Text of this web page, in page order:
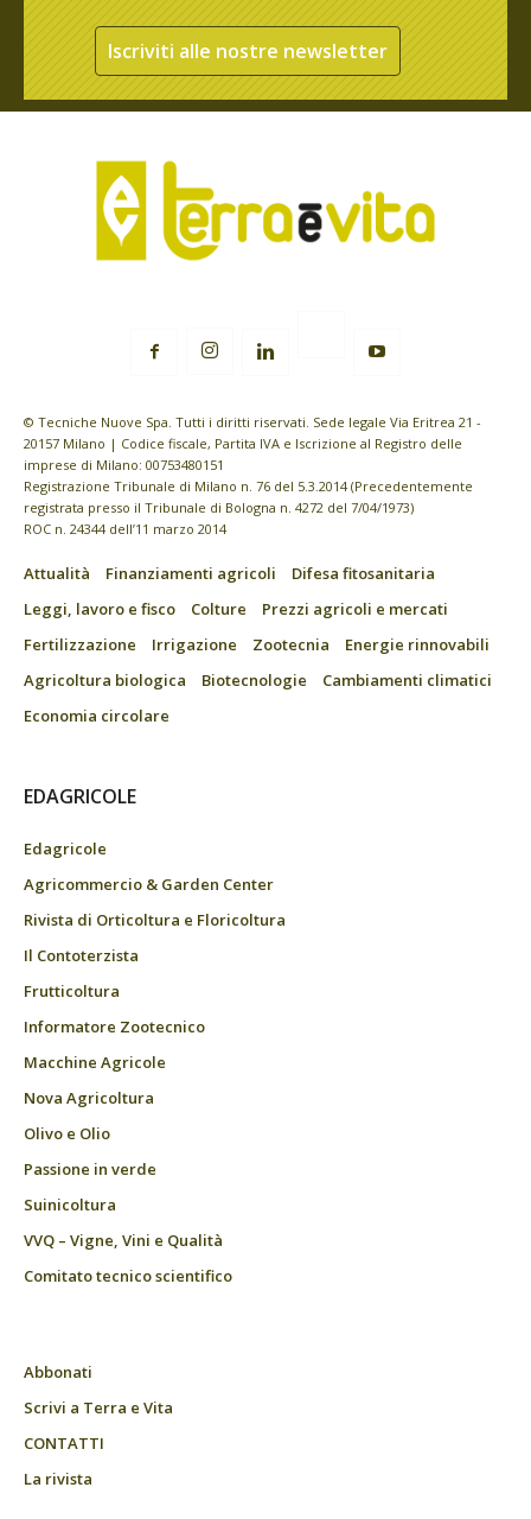
Iscriviti alle nostre newsletter
© Tecniche Nuove Spa. Tutti i diritti riservati. Sede legale Via Eritrea 21 -
20157 Milano | Codice fiscale, Partita IVA e Iscrizione al Registro delle
imprese di Milano: 00753480151
Registrazione Tribunale di Milano n. 76 del 5.3.2014 (Precedentemente
registrata presso il Tribunale di Bologna n. 4272 del 7/04/1973)
ROC n. 24344 dell’11 marzo 2014
Attualità Finanziamenti agricoli
Difesa fitosanitaria
Leggi, lavoro e fisco
Colture
Prezzi agricoli e mercati
Fertilizzazione
Irrigazione Zootecnia
Energie rinnovabili
Agricoltura biologica
Biotecnologie
Cambiamenti climatici
Economia circolare
EDAGRICOLE
Edagricole
Agricommercio & Garden Center
Rivista di Orticoltura e Floricoltura
Il Contoterzista
Frutticoltura
Informatore Zootecnico
Macchine Agricole
Nova Agricoltura
Olivo e Olio
Passione in verde
Suinicoltura
VVQ – Vigne, Vini e Qualità
Comitato tecnico scientifico
Abbonati
Scrivi a Terra e Vita
CONTATTI
La rivista